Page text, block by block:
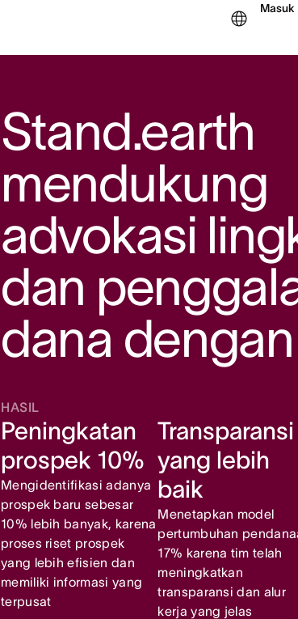
Masuk
Stand.earth
mendukung
advokasi
dan
dana
HASIL
Peningkatan
prospek 10%
Mengidentifikasi adanya
prospek baru sebesar
10% lebih banyak, karena
proses riset prospek
yang lebih efisien dan
memiliki informasi yang
terpusat
Transparansi
yang lebih
baik
Menetapkan model
pertumbuhan
17% karena tim telah
meningkatkan
transparansi dan alur
kerja yang jelas